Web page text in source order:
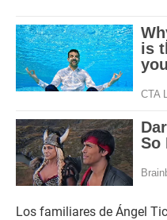
Los familiares de Ángel